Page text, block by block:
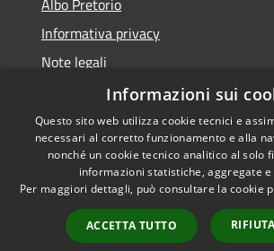
Albo Pretorio
Informativa privacy
Note legali
Dichiarazione di accessibilità
RSS
Accessibilità
Informazioni sui
Questo sito web utilizza cookie tecnici e
necessari al corretto funzionamento e alla
nonché un cookie tecnico analitico al solo
informazioni statistiche, aggregate
Per maggiori dettagli, può consultare la cookie
ACCETTA TUTTO